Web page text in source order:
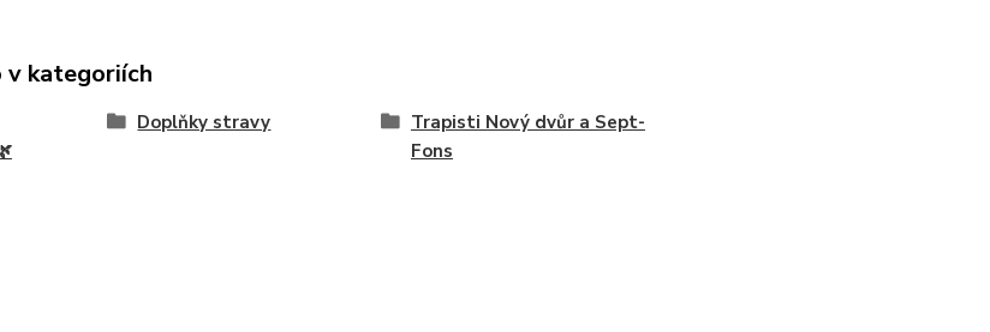
v kategoriích
Doplňky stravy
Trapisti Nový dvůr a Sept-
Fons